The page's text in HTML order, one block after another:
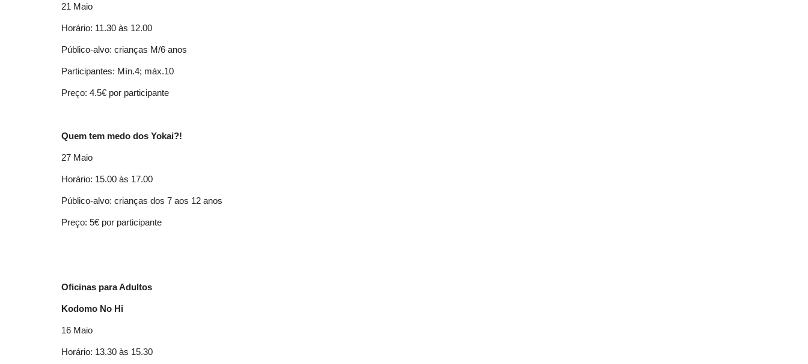
21 Maio
Horário: 11.30 às 12.00
Público-alvo: crianças M/6 anos
Participantes: Mín.4; máx.10
Preço: 4.5€ por participante
Quem tem medo dos Yokai?!
27 Maio
Horário: 15.00 às 17.00
Público-alvo: crianças dos 7 aos 12 anos
Preço: 5€ por participante
Oficinas para Adultos
Kodomo No Hi
16 Maio
Horário: 13.30 às 15.30